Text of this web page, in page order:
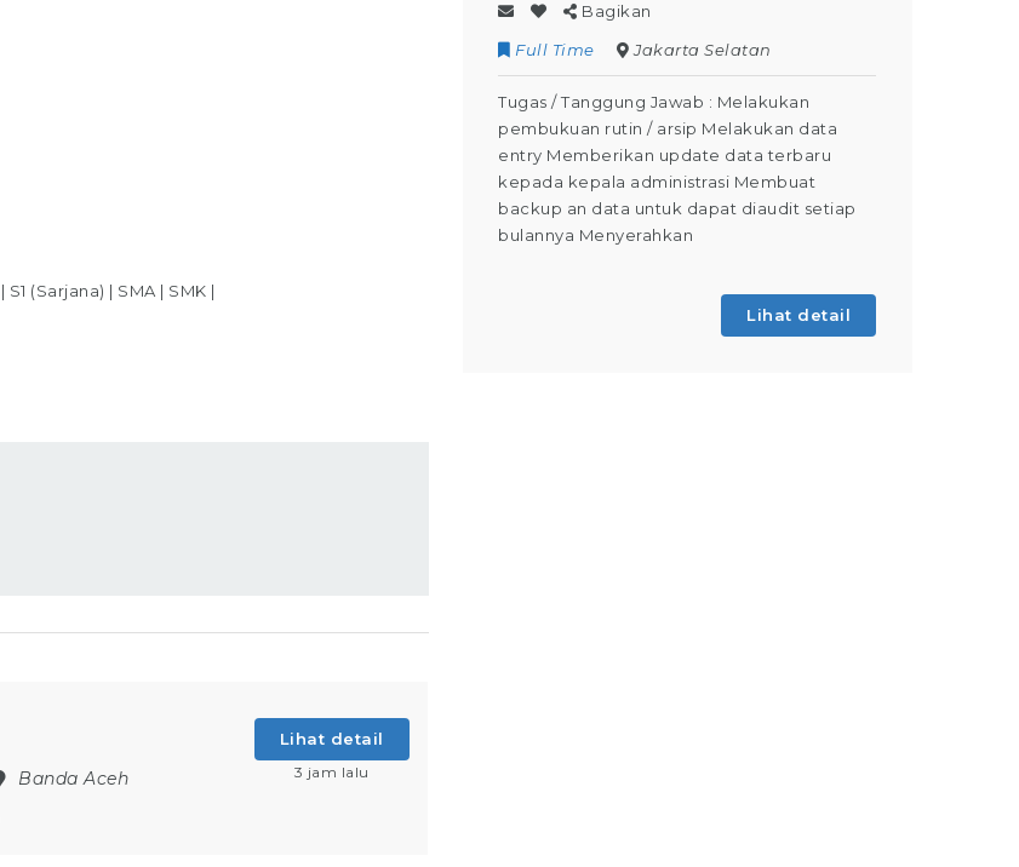
| S1 (Sarjana) | SMA | SMK |
Banda Aceh
Lihat detail
3 jam lalu
Bagikan
Full Time
Jakarta Selatan
Tugas / Tanggung Jawab : Melakukan
pembukuan rutin / arsip Melakukan data
entry Memberikan update data terbaru
kepada kepala administrasi Membuat
backup an data untuk dapat diaudit setiap
bulannya Menyerahkan
Lihat detail